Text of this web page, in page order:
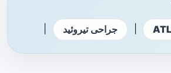
جراحی تیروئید